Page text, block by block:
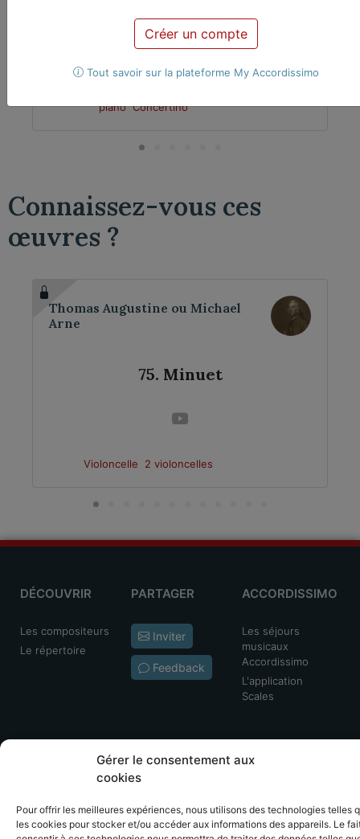
Gérer le consentement aux
cookies
Pour offrir les meilleures expériences, nous utilisons des technologies telles
les cookies pour stocker et/ou accéder aux informations des appareils. Le
2. Adagio
piano Concertino
Connaissez-vous ces
œuvres ?
Thomas Augustine ou Michael
Arne
75. Minuet
Violoncelle 2 violoncelles
DÉCOUVRIR
Les compositeurs
Le répertoire
PARTAGER
Inviter
Feedback
ACCORDISSIMO
Les séjours
musicaux
Accordissimo
L'application
Scales
Mentions légales
Créer un compte
Tout savoir sur la plateforme My Accordissimo